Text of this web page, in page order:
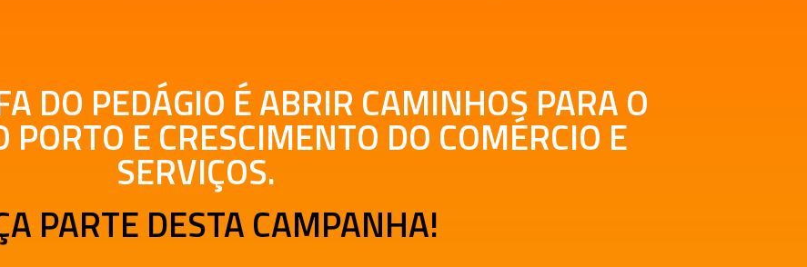
DO PEDÁGIO É ABRIR CAMINHOS PARA O
E CRESCIMENTO DO COMÉRCIO E
SERVIÇOS.
PARTE DESTA CAMPANHA!